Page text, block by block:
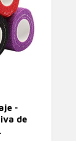
-
de